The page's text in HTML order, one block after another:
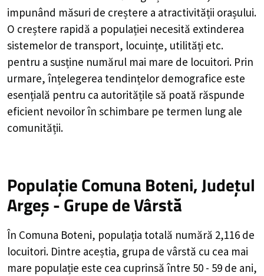
impunând măsuri de creștere a atractivității orașului.
O creștere rapidă a populației necesită extinderea
sistemelor de transport, locuințe, utilități etc.
pentru a susține numărul mai mare de locuitori. Prin
urmare, înțelegerea tendințelor demografice este
esențială pentru ca autoritățile să poată răspunde
eficient nevoilor în schimbare pe termen lung ale
comunității.
Populație Comuna Boteni, Județul
Argeș - Grupe de Vârstă
În Comuna Boteni, populația totală numără 2,116 de
locuitori. Dintre aceștia, grupa de vârstă cu cea mai
mare populație este cea cuprinsă între 50 - 59 de ani,